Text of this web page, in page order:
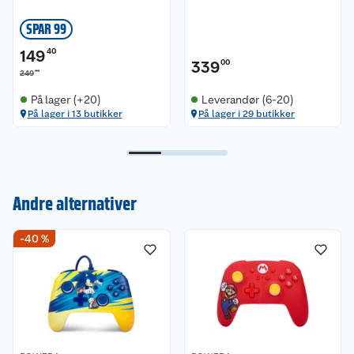
SPAR 99
14940
24900
På lager (+20)
På lager i 13 butikker
33900
Leverandør (6-20)
På lager i 29 butikker
Andre alternativer
-40 %
Om oss
Nyheter
Våre butikker
Kundeservice
Kontakt oss
Angre- og returrett
Reklamasjon og garanti